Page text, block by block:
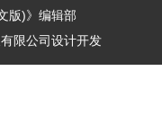
版)》编辑部
限公司设计开发